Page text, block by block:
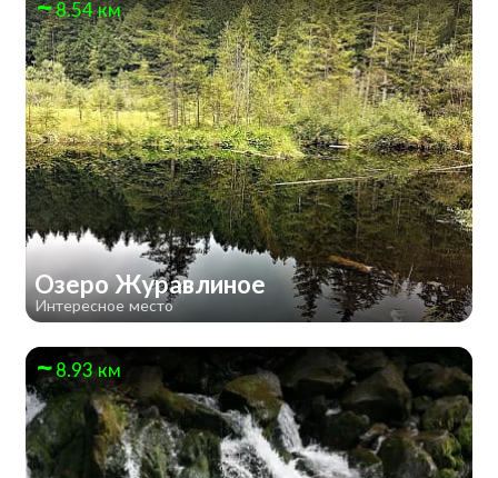
8.54 км
Озеро Журавлиное
Интересное место
8.93 км